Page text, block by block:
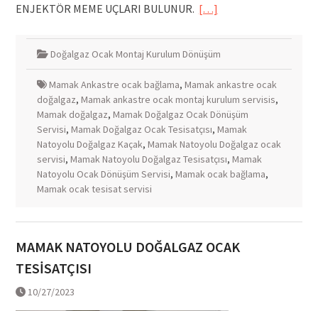
ENJEKTÖR MEME UÇLARI BULUNUR. […]
Doğalgaz Ocak Montaj Kurulum Dönüşüm
Mamak Ankastre ocak bağlama, Mamak ankastre ocak
doğalgaz, Mamak ankastre ocak montaj kurulum servisis,
Mamak doğalgaz, Mamak Doğalgaz Ocak Dönüşüm
Servisi, Mamak Doğalgaz Ocak Tesisatçısı, Mamak
Natoyolu Doğalgaz Kaçak, Mamak Natoyolu Doğalgaz ocak
servisi, Mamak Natoyolu Doğalgaz Tesisatçısı, Mamak
Natoyolu Ocak Dönüşüm Servisi, Mamak ocak bağlama,
Mamak ocak tesisat servisi
MAMAK NATOYOLU DOĞALGAZ OCAK
TESİSATÇISI
10/27/2023